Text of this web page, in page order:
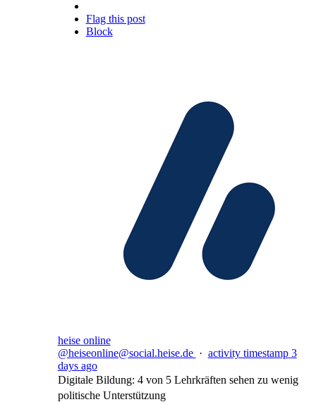
Flag this post
Block
heise online
@heiseonline@social.heise.de · activity timestamp 3
days ago
Digitale Bildung: 4 von 5 Lehrkräften sehen zu wenig
politische Unterstützung